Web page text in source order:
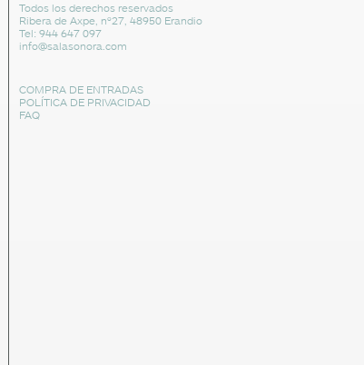
Todos los derechos reservados
Ribera de Axpe, nº27, 48950 Erandio
Tel: 944 647 097
info@salasonora.com
COMPRA DE ENTRADAS
POLÍTICA DE PRIVACIDAD
FAQ